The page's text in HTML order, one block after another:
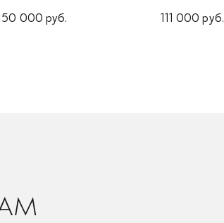
000 руб. 111 000 руб.